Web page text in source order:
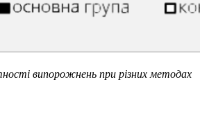
випорожнень при різних методах